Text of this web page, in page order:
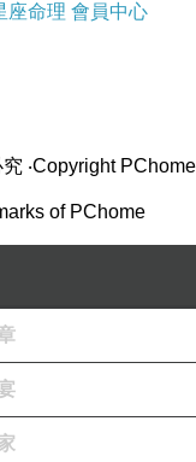
座命理 會員中心
‧Copyright PChome
of PChome